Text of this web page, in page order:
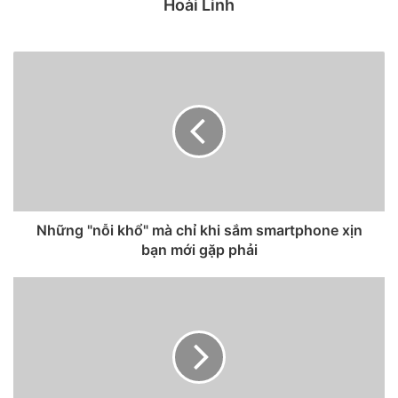
iPhone 12 Mini, iPhone 12, iPhone 12 Pro và iPhone 12 Pro
tiết kiệm không gian mới trong thiết kế iPhone 13, phù hợp
với pin dung lượng cao hơn. Theo nhà phân tích, Apple đã
nhường chỗ cho pin lớn hơn bên trong thân điện thoại một
Hoài Linh
Những "nỗi khổ" mà chỉ khi sắm smartphone xịn
bạn mới gặp phải